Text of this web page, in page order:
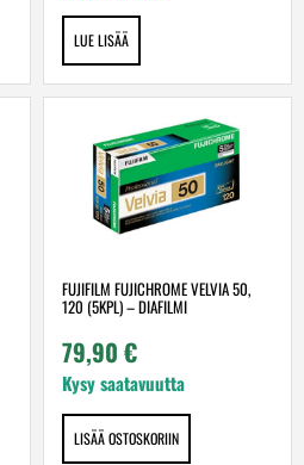
LUE LISÄÄ
FUJIFILM FUJICHROME VELVIA 50,
120 (5KPL) – DIAFILMI
79,90 €
Kysy saatavuutta
LISÄÄ OSTOSKORIIN